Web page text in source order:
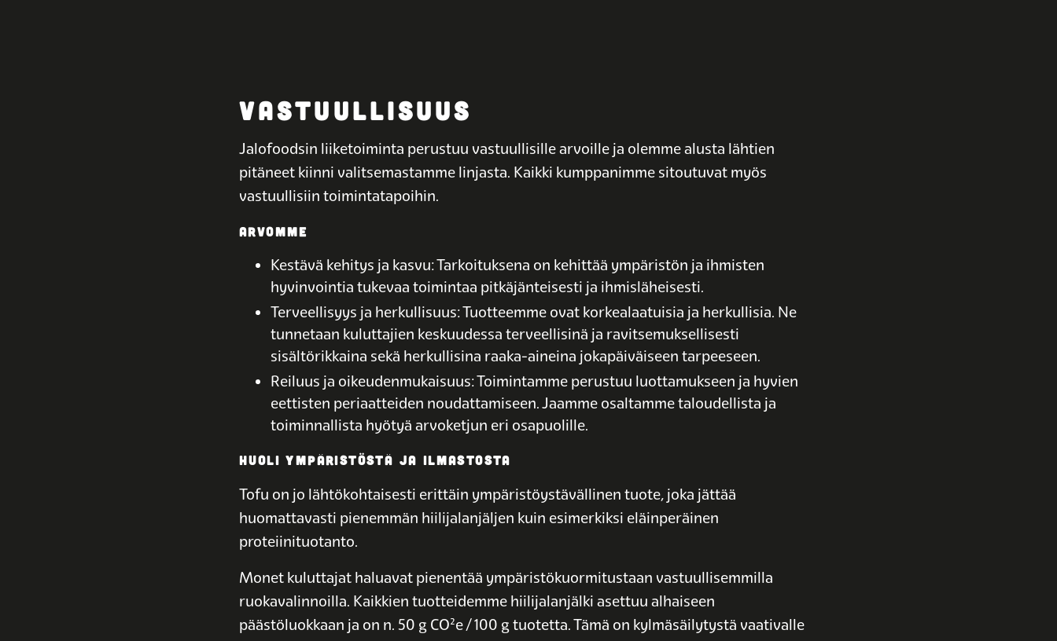
VASTUULLISUUS
Jalofoodsin liiketoiminta perustuu vastuullisille arvoille ja olemme alusta lähtien
pitäneet kiinni valitsemastamme linjasta. Kaikki kumppanimme sitoutuvat myös
vastuullisiin toimintatapoihin.
ARVOMME
Kestävä kehitys ja kasvu: Tarkoituksena on kehittää ympäristön ja ihmisten
hyvinvointia tukevaa toimintaa pitkäjänteisesti ja ihmisläheisesti.
Terveellisyys ja herkullisuus: Tuotteemme ovat korkealaatuisia ja herkullisia. Ne
tunnetaan kuluttajien keskuudessa terveellisinä ja ravitsemuksellisesti
sisältörikkaina sekä herkullisina raaka-aineina jokapäiväiseen tarpeeseen.
Reiluus ja oikeudenmukaisuus: Toimintamme perustuu luottamukseen ja hyvien
eettisten periaatteiden noudattamiseen. Jaamme osaltamme taloudellista ja
toiminnallista hyötyä arvoketjun eri osapuolille.
HUOLI YMPÄRISTÖSTÄ JA ILMASTOSTA
Tofu on jo lähtökohtaisesti erittäin ympäristöystävällinen tuote, joka jättää
huomattavasti pienemmän hiilijalanjäljen kuin esimerkiksi eläinperäinen
proteiinituotanto.
Monet kuluttajat haluavat pienentää ympäristökuormitustaan vastuullisemmilla
ruokavalinnoilla. Kaikkien tuotteidemme hiilijalanjälki asettuu alhaiseen
päästöluokkaan ja on n. 50 g CO²e / 100 g tuotetta. Tämä on kylmäsäilytystä vaativalle